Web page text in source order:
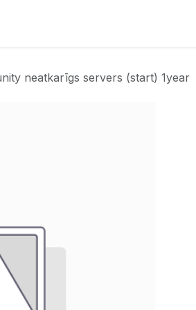
neatkarīgs servers (start) 1year